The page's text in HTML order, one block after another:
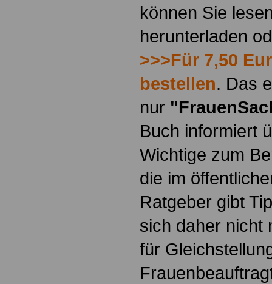
können Sie
herunterladen
>>>Für 7,50
bestellen. Das
nur
Buch informiert
Wichtige zum
die im
Ratgeber gibt
sich daher nicht
für